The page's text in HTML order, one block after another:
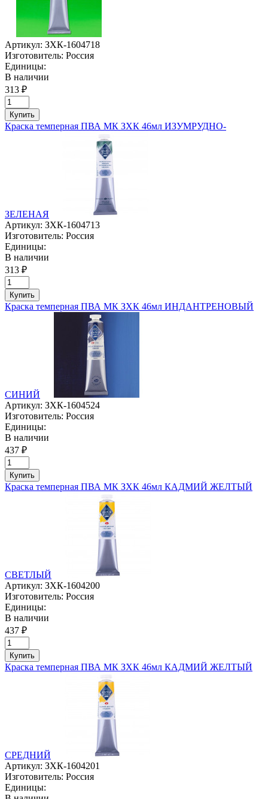
Артикул: ЗХК-1604718
Изготовитель: Россия
Единицы:
В наличии
313 ₽
Купить
Краска темперная ПВА МК ЗХК 46мл ИЗУМРУДНО-
ЗЕЛЕНАЯ
Артикул: ЗХК-1604713
Изготовитель: Россия
Единицы:
В наличии
313 ₽
Купить
Краска темперная ПВА МК ЗХК 46мл ИНДАНТРЕНОВЫЙ
СИНИЙ
Артикул: ЗХК-1604524
Изготовитель: Россия
Единицы:
В наличии
437 ₽
Купить
Краска темперная ПВА МК ЗХК 46мл КАДМИЙ ЖЕЛТЫЙ
СВЕТЛЫЙ
Артикул: ЗХК-1604200
Изготовитель: Россия
Единицы:
В наличии
437 ₽
Купить
Краска темперная ПВА МК ЗХК 46мл КАДМИЙ ЖЕЛТЫЙ
СРЕДНИЙ
Артикул: ЗХК-1604201
Изготовитель: Россия
Единицы: